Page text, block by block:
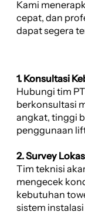
Kami
cepat, dan
dapat segera
1. Konsultasi
Hubungi tim
berkonsultasi
angkat, tinggi
penggunaan
2. Survey
Tim teknisi
mengecek
kebutuhan
sistem